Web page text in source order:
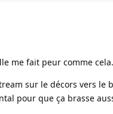
me fait peur comme
sur le décors vers le
pour que ça brasse